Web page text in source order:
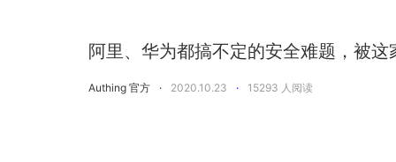
阿里、华为都搞不定的安全难题，被
Authing 官方 · 2020.10.23 · 15293 人阅读